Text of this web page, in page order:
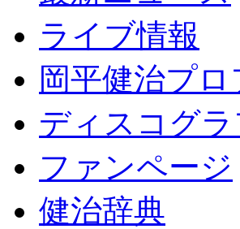
ライブ情報
岡平健治プ
ディスコグラ
ファンページ
健治辞典